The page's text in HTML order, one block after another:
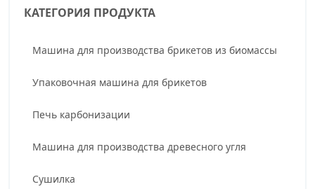
КАТЕГОРИЯ ПРОДУКТА
Машина для производства брикетов из биомассы
Упаковочная машина для брикетов
Печь карбонизации
Машина для производства древесного угля
Сушилка